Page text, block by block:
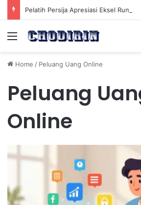
Menu
Home / Peluang Uang Online
Peluang
Online